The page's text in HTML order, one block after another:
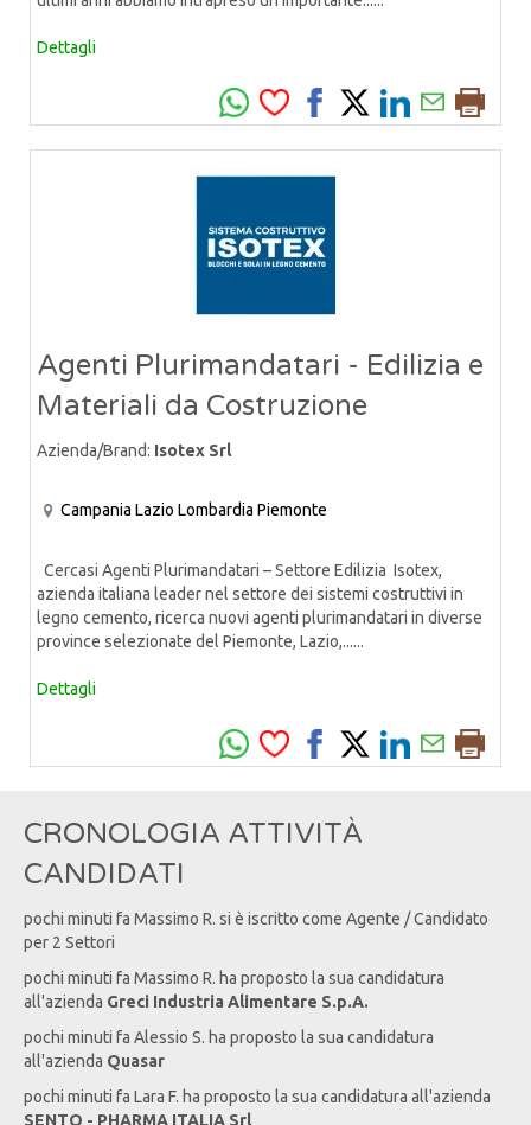
Dettagli
Agenti Plurimandatari - Edilizia e
Materiali da Costruzione
Azienda/Brand: Isotex Srl
Campania Lazio Lombardia Piemonte
Cercasi Agenti Plurimandatari – Settore Edilizia Isotex,
azienda italiana leader nel settore dei sistemi costruttivi in
legno cemento, ricerca nuovi agenti plurimandatari in diverse
province selezionate del Piemonte, Lazio,......
Dettagli
CRONOLOGIA ATTIVITÀ
CANDIDATI
pochi minuti fa Massimo R. si è iscritto come Agente / Candidato
per 2 Settori
pochi minuti fa Massimo R. ha proposto la sua candidatura
all'azienda Greci Industria Alimentare S.p.A.
pochi minuti fa Alessio S. ha proposto la sua candidatura
all'azienda Quasar
pochi minuti fa Lara F. ha proposto la sua candidatura all'azienda
SENTO - PHARMA ITALIA Srl